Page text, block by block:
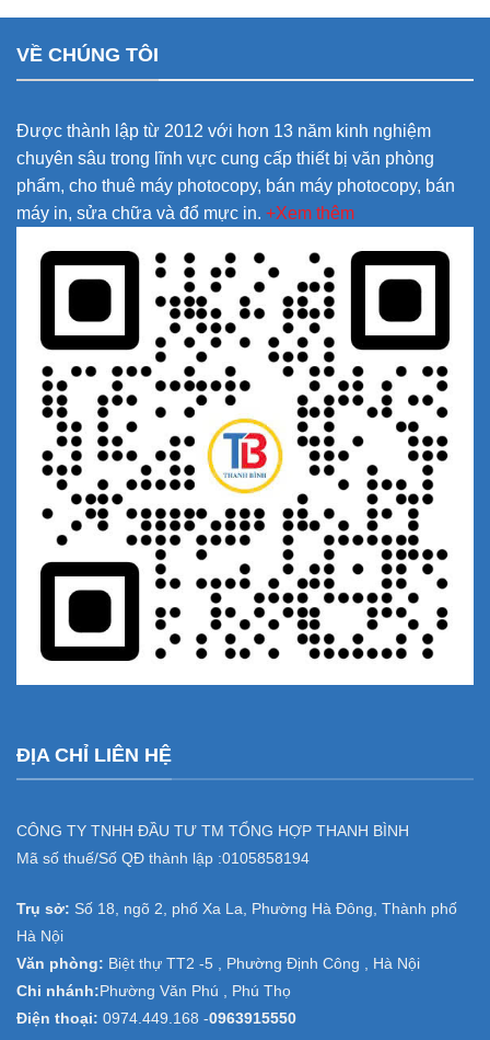
VỀ CHÚNG TÔI
Được thành lập từ 2012 với hơn 13 năm kinh nghiệm
chuyên sâu trong lĩnh vực cung cấp thiết bị văn phòng
phẩm, cho thuê máy photocopy, bán máy photocopy, bán
máy in, sửa chữa và đổ mực in. +Xem thêm
ĐỊA CHỈ LIÊN HỆ
CÔNG TY TNHH ĐẦU TƯ TM TỔNG HỢP THANH BÌNH
Mã số thuế/Số QĐ thành lập :0105858194
Trụ sở: Số 18, ngõ 2, phố Xa La, Phường Hà Đông, Thành phố
Hà Nội
Văn phòng: Biệt thự TT2 -5 , Phường Định Công , Hà Nội
Chi nhánh: Phường Văn Phú , Phú Thọ
Điện thoại: 0974.449.168 -0963915550